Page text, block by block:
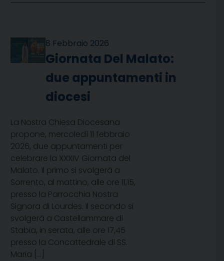
8 Febbraio 2026
Giornata Del Malato:
due appuntamenti in
diocesi
La Nostra Chiesa Diocesana
propone, mercoledì 11 febbraio
2026, due appuntamenti per
celebrare la XXXIV Giornata del
Malato. Il primo si svolgerà a
Sorrento, al mattino, alle ore 11,15,
presso la Parrocchia Nostra
Signora di Lourdes. Il secondo si
svolgerà a Castellammare di
Stabia, in serata, alle ore 17,45
presso la Concattedrale di SS.
Maria […]